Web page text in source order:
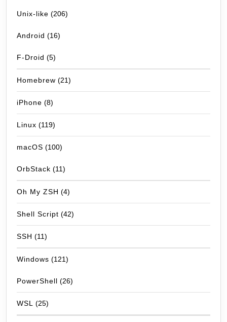
Unix-like (206)
Android (16)
F-Droid (5)
Homebrew (21)
iPhone (8)
Linux (119)
macOS (100)
OrbStack (11)
Oh My ZSH (4)
Shell Script (42)
SSH (11)
Windows (121)
PowerShell (26)
WSL (25)